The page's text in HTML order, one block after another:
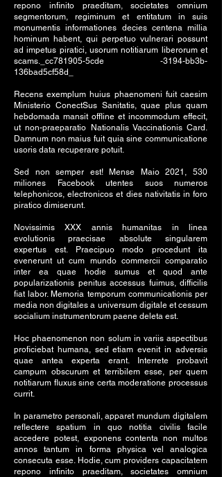
repono infinito praeditam, societates omnium
segmentorum, regiminum et entitatum in suis
monumentis informationes decies centena millia
hominum habent, qui perpetuo vulnerari possunt
ad impetus piratici, usorum notitiarum liberorum et
scams._cc781905-5cde -3194-bb3b-
136bad5cf58d_
Recens exemplum huius phaenomeni fuit caesim
Ministerio ConectSus Sanitatis, quae plus quam
hebdomada mansit offline et incommodum effecit,
ut non-praeparatio Nationalis Vaccinationis Card.
Damnum non maius fuit quia sine communicatione
usoris data recuperare potuit.
Sed non semper est! Mense Maio 2021, 530
miliones Facebook utentes suos numeros
telephonicos, electronicos et dies nativitatis in foro
piratico dimiserunt.
Novissimis XXX annis humanitas in linea
evolutionis praecisae absolute singularem
expertus est. Praecipuo modo procedunt ita
evenerunt ut cum mundo commercii comparatio
inter ea quae hodie sumus et quod ante
popularizationis penitus accessus fuimus, difficilis
fiat labor. Memoria temporum communicationis per
media non digitales a universum digitale et cessum
socialium instrumentorum paene deleta est.
Hoc phaenomenon non solum in variis aspectibus
proficiebat humana, sed etiam evenit in adversis
quae antea experta erant. Interrete probavit
campum obscurum et terribilem esse, per quem
notitiarum fluxus sine certa moderatione processus
currit.
In parametro personali, apparet mundum digitalem
reflectere spatium in quo notitia civilis facile
accedere potest, exponens contenta non multos
annos tantum in forma physica vel analogica
consecuta esse. Hodie, cum providers capacitatem
repono infinito praeditam, societates omnium